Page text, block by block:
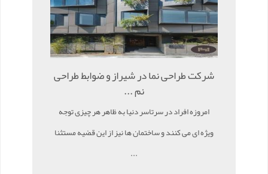
شرکت طراحی نما در شیراز و ضوابط طراحی
نم ...
امروزه افراد در سرتاسر دنیا به ظاهر هر چیزی توجه
ویژه ای می کنند و ساختمان ها نیز از این قضیه مستثنا
...